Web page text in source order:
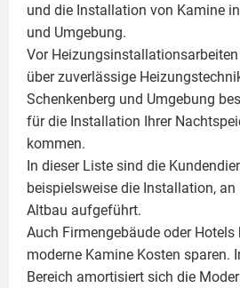
und die Installation von Kamine
und Umgebung.
Vor
über zuverlässige
Schenkenberg und Umgebung
für die Installation Ihrer
kommen.
In dieser Liste sind die
beispielsweise die Installation, an
Altbau aufgeführt.
Auch Firmengebäude oder Hotels
moderne Kamine Kosten sparen.
Bereich amortisiert sich die